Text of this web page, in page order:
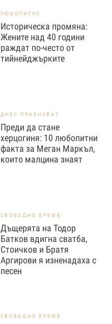
ЛЮБОПИТНО
Историческа промяна:
Жените над 40 години
раждат по-често от
тийнейджърките
ДНЕС ПРАЗНУВАТ
Преди да стане
херцогиня: 10 любопитни
факта за Меган Маркъл,
които малцина знаят
СВОБОДНО ВРЕМЕ
Дъщерята на Тодор
Батков вдигна сватба,
Стоичков и Братя
Аргирови я изненадаха с
песен
СВОБОДНО ВРЕМЕ